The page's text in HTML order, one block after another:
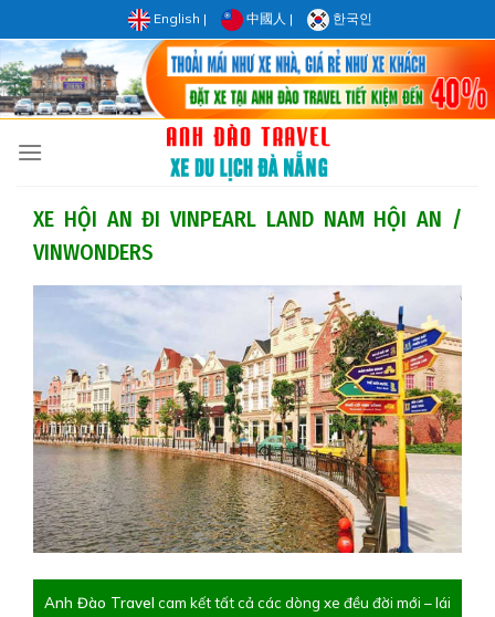
to
content
English | 中國人 | 한국인
XE HỘI AN ĐI VINPEARL LAND NAM HỘI AN /
VINWONDERS
Anh Đào Travel cam kết tất cả các dòng xe đều đời mới – lái